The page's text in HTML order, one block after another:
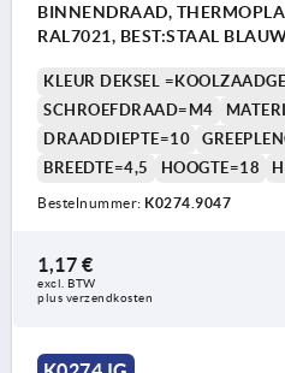
BINNENDRAAD,
RAL7021, BEST:STAAL
KLEUR DEKSEL
SCHROEFDRAAD=M4
DRAADDIEPTE=10
BREEDTE=4,5
HOOGTE=18
Bestelnummer: K0274.9047
1,17 €
excl. BTW
plus verzendkosten